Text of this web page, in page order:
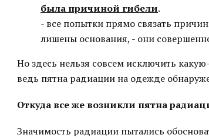
была причиной гибели.
- все попытки прямо связать
лишены основания, - они
Но здесь нельзя совсем исключить
ведь пятна радиации на одежде
Откуда все же возникли пятна
Значимость радиации пытались